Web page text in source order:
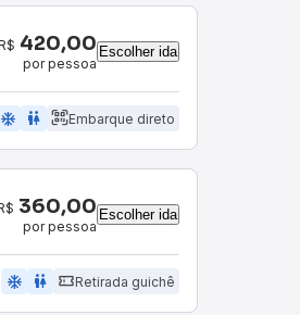
420,00
por pessoa
Escolher ida
ac_unit wc Embarque direto
360,00
por pessoa
Escolher ida
ac_unit wc Retirada guichê